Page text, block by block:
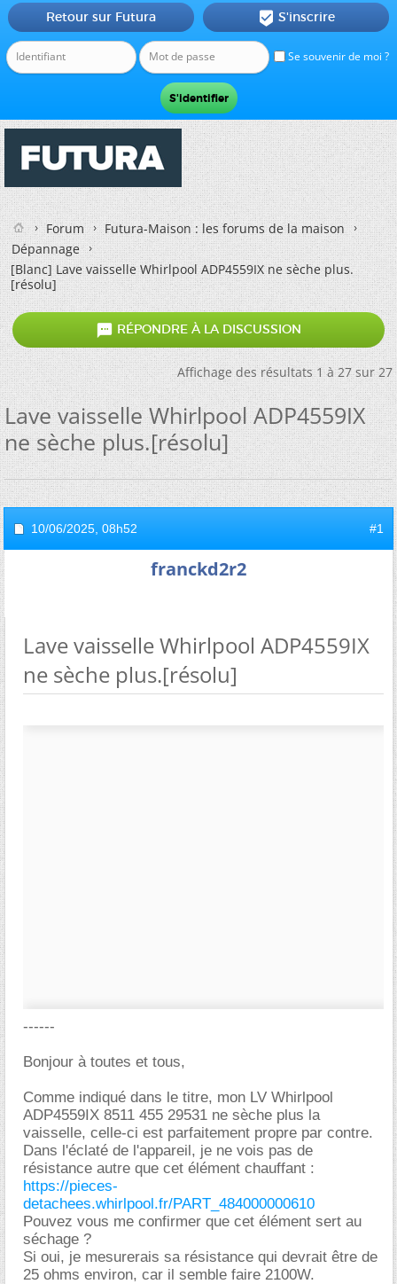
Se souvenir de moi ?
Retour sur Futura  S'inscrire
Forum
Futura-Maison : les forums de la maison
Dépannage
[Blanc]Lave vaisselle Whirlpool ADP4559IX ne sèche plus.
[résolu]
 RÉPONDRE À LA DISCUSSION
Affichage des résultats 1 à 27 sur 27
Lave vaisselle Whirlpool ADP4559IX
ne sèche plus.[résolu]
10/06/2025, 08h52 #1
franckd2r2
Lave vaisselle Whirlpool ADP4559IX
ne sèche plus.[résolu]
------
Bonjour à toutes et tous,
Comme indiqué dans le titre, mon LV Whirlpool
ADP4559IX 8511 455 29531 ne sèche plus la
vaisselle, celle-ci est parfaitement propre par contre.
Dans l'éclaté de l'appareil, je ne vois pas de
résistance autre que cet élément chauffant :
https://pieces-
detachees.whirlpool.fr/PART_484000000610
Pouvez vous me confirmer que cet élément sert au
séchage ?
Si oui, je mesurerais sa résistance qui devrait être de
25 ohms environ, car il semble faire 2100W.